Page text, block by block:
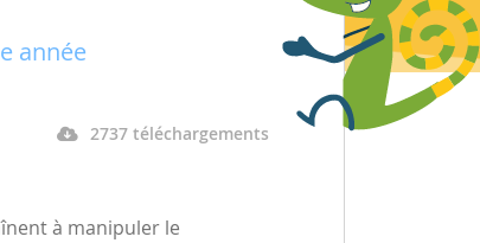
année
2737 téléchargements
à manipuler le